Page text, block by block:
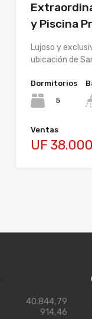
y Piscina
Lujoso y
ubicación de
Dormitorios
5
Ventas
UF 38.000
40.844,79
914,46